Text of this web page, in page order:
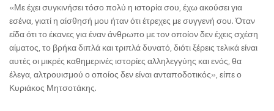
«Με έχει συγκινήσει τόσο πολύ η ιστορία σου, έχω ακούσει για
εσένα, γιατί η αίσθησή μου ήταν ότι έτρεχες με συγγενή σου. Όταν
είδα ότι το έκανες για έναν άνθρωπο με τον οποίον δεν έχεις σχέση
αίματος, το βρήκα διπλά και τριπλά δυνατό, διότι ξέρεις τελικά είναι
αυτές οι μικρές καθημερινές ιστορίες αλληλεγγύης και ενός, θα
έλεγα, αλτρουισμού ο οποίος δεν είναι ανταποδοτικός», είπε ο
Κυριάκος Μητσοτάκης.